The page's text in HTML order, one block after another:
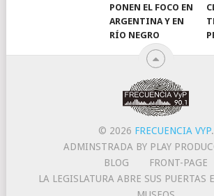
PONEN EL FOCO EN
ARGENTINA Y EN
RÍO NEGRO
© 2026 FRECUENCIA VYP.
ADMINSTRADA BY PLAY
BLOG
FRONT-PAGE
LA LEGISLATURA ABRE SUS PUERTAS